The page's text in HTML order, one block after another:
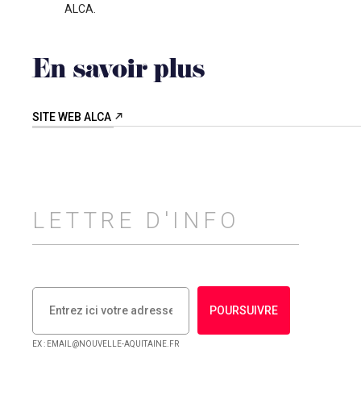
ALCA.
En savoir plus
SITE WEB ALCA
LETTRE D'INFO
POURSUIVRE
EX : EMAIL@NOUVELLE-AQUITAINE.FR